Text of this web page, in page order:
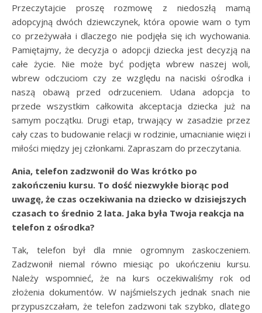
Przeczytajcie proszę rozmowę z niedoszłą mamą
adopcyjną dwóch dziewczynek, która opowie wam o tym
co przeżywała i dlaczego nie podjęła się ich wychowania.
Pamiętajmy, że decyzja o adopcji dziecka jest decyzją na
całe życie. Nie może być podjęta wbrew naszej woli,
wbrew odczuciom czy ze względu na naciski ośrodka i
naszą obawą przed odrzuceniem. Udana adopcja to
przede wszystkim całkowita akceptacja dziecka już na
samym początku. Drugi etap, trwający w zasadzie przez
cały czas to budowanie relacji w rodzinie, umacnianie więzi i
miłości między jej członkami. Zapraszam do przeczytania.
Ania, telefon zadzwonił do Was krótko po
zakończeniu kursu. To dość niezwykłe biorąc pod
uwagę, że czas oczekiwania na dziecko w dzisiejszych
czasach to średnio 2 lata. Jaka była Twoja reakcja na
telefon z ośrodka?
Tak, telefon był dla mnie ogromnym zaskoczeniem.
Zadzwonił niemal równo miesiąc po ukończeniu kursu.
Należy wspomnieć, że na kurs oczekiwaliśmy rok od
złożenia dokumentów. W najśmielszych jednak snach nie
przypuszczałam, że telefon zadzwoni tak szybko, dlatego